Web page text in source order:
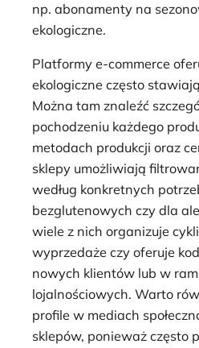
np. abonamenty na
ekologiczne.
Platformy e-commerce
ekologiczne często
Można tam znaleźć
pochodzeniu każdego
metodach produkcji oraz
sklepy umożliwiają
według konkretnych
bezglutenowych czy dla
wiele z nich organizuje
wyprzedaże czy oferuje
nowych klientów lub w
lojalnościowych. Warto
profile w mediach
sklepów, ponieważ często